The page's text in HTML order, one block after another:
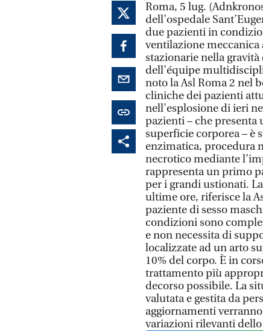
Roma, 5 lug.
dell’ospedale
due pazienti in
ventilazione
stazionarie nella
dell’équipe
noto la Asl Roma 2 nel
cliniche dei pazienti
nell'esplosione di ieri
pazienti – che presenta
superficie corporea – è
enzimatica, procedura
necrotico mediante
rappresenta un primo
per i grandi ustionati.
ultime ore, riferisce la
paziente di sesso
condizioni sono
e non necessita di
localizzate ad un arto
10% del corpo. È in
trattamento più
decorso possibile. La
valutata e gestita da
aggiornamenti
variazioni rilevanti